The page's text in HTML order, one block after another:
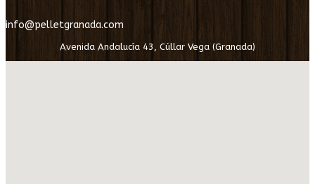
info@pelletgranada.com
Avenida Andalucía 43, Cúllar Vega (Granada)